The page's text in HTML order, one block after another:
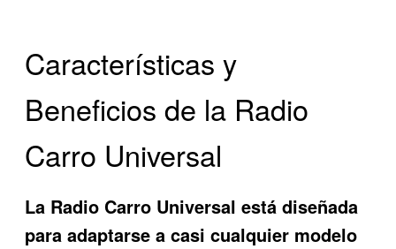
Características y
Beneficios de la Radio
Carro Universal
La Radio Carro Universal está diseñada
para adaptarse a casi cualquier modelo